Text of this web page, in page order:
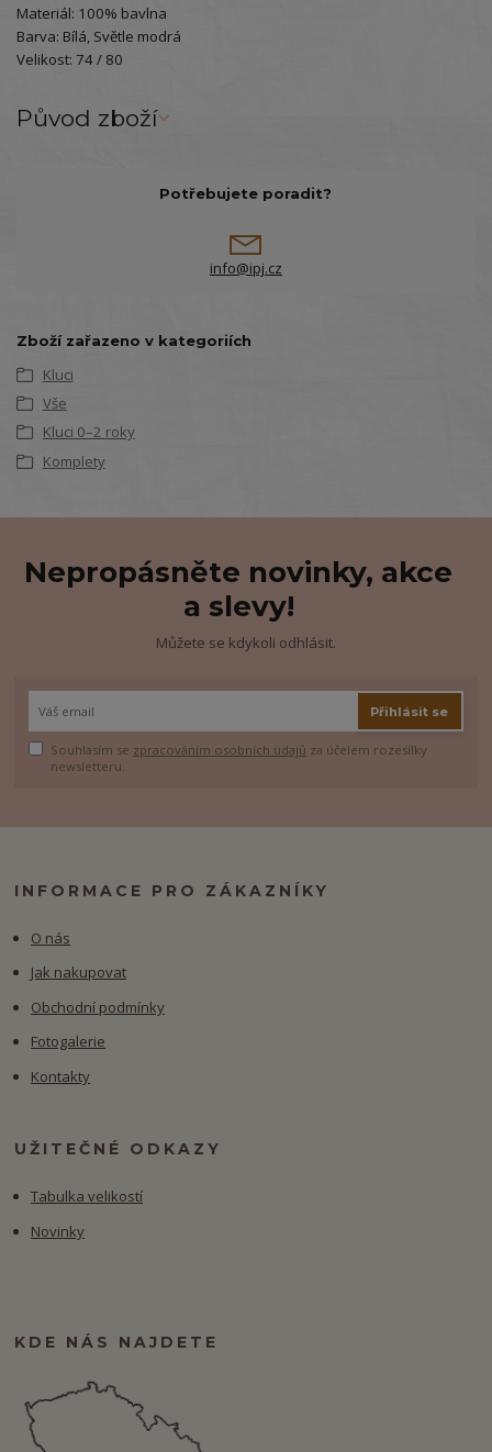
Materiál: 100% bavlna
Barva: Bílá, Světle modrá
Velikost: 74 / 80
Původ zboží
Potřebujete poradit?
info@ipj.cz
Zboží zařazeno v kategoriích
Kluci
Vše
Kluci 0–2 roky
Komplety
Nepropásněte novinky, akce
a slevy!
Můžete se kdykoli odhlásit.
Přihlásit se
Souhlasím se zpracováním osobních údajů za účelem rozesílky
newsletteru.
INFORMACE PRO ZÁKAZNÍKY
O nás
Jak nakupovat
Obchodní podmínky
Fotogalerie
Kontakty
UŽITEČNÉ ODKAZY
Tabulka velikostí
Novinky
KDE NÁS NAJDETE